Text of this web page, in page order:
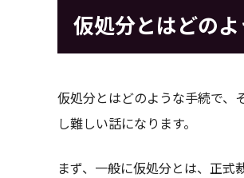
仮処分とはどの
仮処分とはどのような手続で、
し難しい話になります。
まず、一般に仮処分とは、正